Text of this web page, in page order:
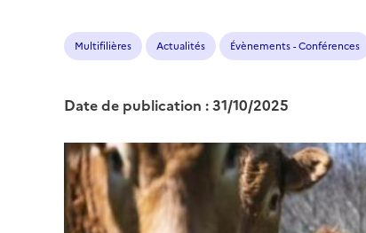
Multifilières Actualités Évènements - Conférences
Date de publication : 31/10/2025
Image